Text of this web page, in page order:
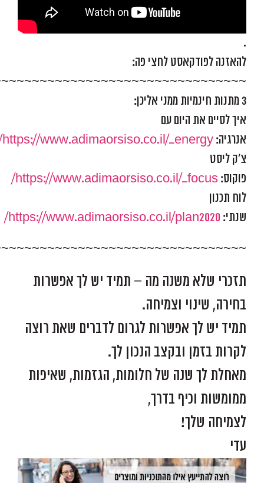
.
להאזנה לפודקאסט לחצי פה:
3 מתנות חינמיות ממני אליכן:
איך לסיים את היום עם
אנרגיה: https://www.adimaorsiso.co.il/_energy/
צ'ק ליסט
פוקוס: https://www.adimaorsiso.co.il/_focus/
לוח תכנון
שנתי: https://www.adimaorsiso.co.il/plan2020/
תזכרי שלא משנה מה – תמיד יש לך אפשרות
בחירה, שינוי וצמיחה.
תמיד יש לך אפשרות לגרום לדברים שאת רוצה
לקרות בזמן ובקצב הנכון לך.
מאחלת לך שנה של חלומות, הגזמות, שאיפות
ממומשות וכיף בדרך,
לצמיחה שלך!
עדי